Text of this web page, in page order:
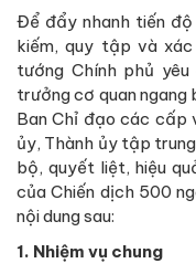
Để đẩy nhanh tiến
kiếm, quy tập và
tướng Chính phủ
trưởng cơ quan ngang
Ban Chỉ đạo các cấp
ủy, Thành ủy tập
bộ, quyết liệt, hiệu
của Chiến dịch 500
nội dung sau:
1. Nhiệm vụ chung